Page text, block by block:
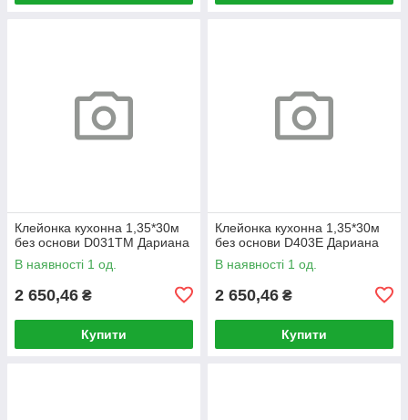
Клейонка кухонна 1,35*30м
без основи D031TM Дариана
В наявності 1 од.
2 650,46 ₴
Купити
Клейонка кухонна 1,35*30м
без основи D403E Дариана
В наявності 1 од.
2 650,46 ₴
Купити